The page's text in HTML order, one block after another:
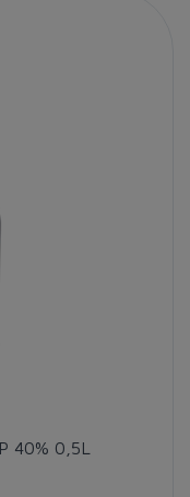
40% 0,5L